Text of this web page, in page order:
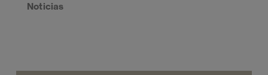
Noticias